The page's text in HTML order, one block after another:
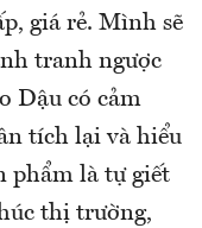
giá rẻ. Mình sẽ
tranh ngược
Dậu có cảm
tích lại và hiểu
phẩm là tự giết
thị trường,